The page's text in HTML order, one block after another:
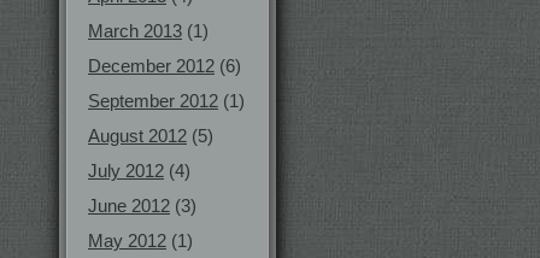
March 2013 (1)
December 2012 (6)
September 2012 (1)
August 2012 (5)
July 2012 (4)
June 2012 (3)
May 2012 (1)